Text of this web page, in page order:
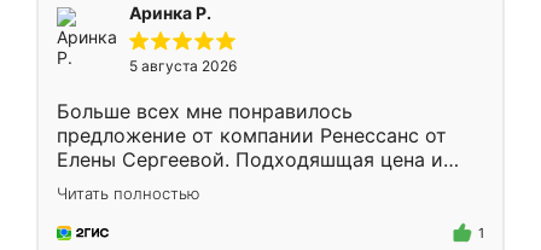
Аринка Р.
5 августа 2026
Больше всех мне понравилось
предложение от компании Ренессанс от
Елены Сергеевой. Подходяшщая цена и
короткие сроки изготовления. Приехавший
для замера сотрудник Владислав
предложил по моему эскизу самый
Читать полностью
1